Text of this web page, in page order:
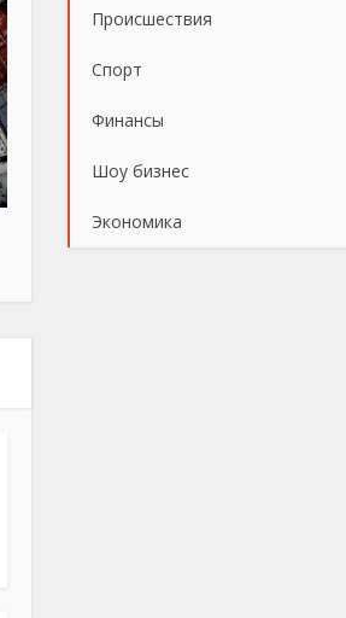
Происшествия
Спорт
Финансы
Шоу бизнес
Экономика